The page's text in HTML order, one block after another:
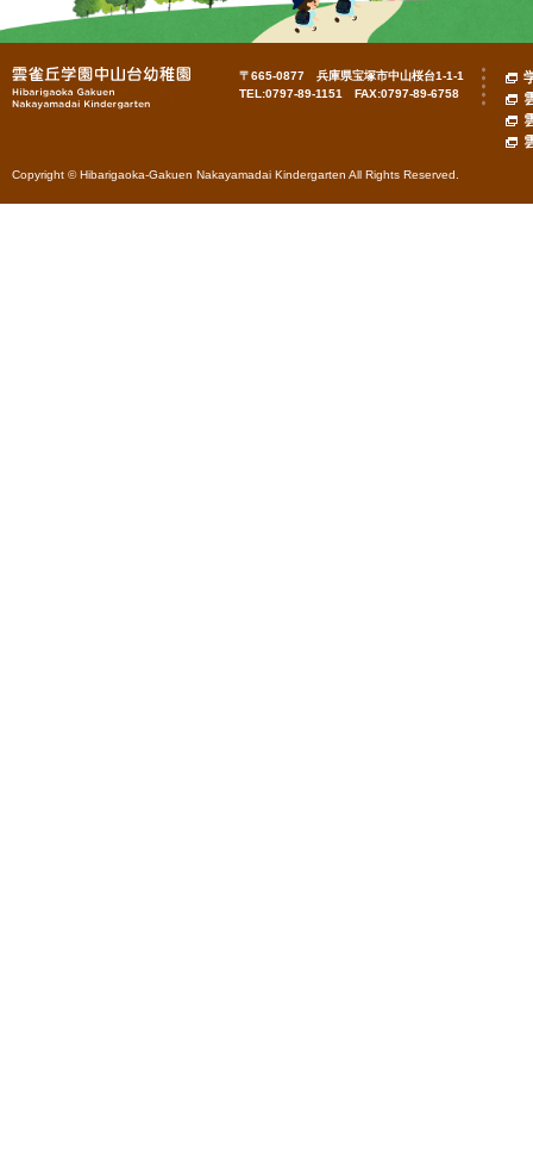
〒665-0877 兵庫県宝塚市中山桜台1-1-1
TEL:0797-89-1151 FAX:0797-89-6758
Copyright © Hibarigaoka-Gakuen Nakayamadai Kindergarten All Rights Reserved.